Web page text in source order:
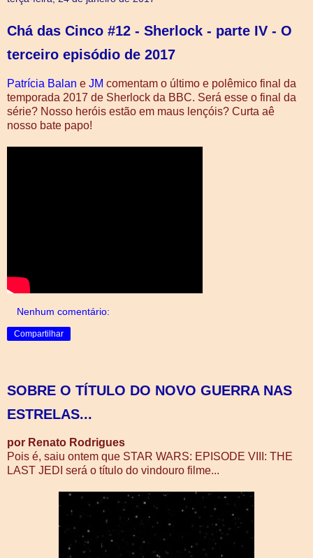
Chá das Cinco #12 - Sherlock - parte IV - O
terceiro episódio de 2017
Patrícia Balan e JM comentam o último e polêmico final da
temporada 2017 de Sherlock da BBC. Será esse o final da
série? Nosso heróis estão em maus lençóis? Curta aê
nosso bate papo!
Nenhum comentário:
Compartilhar
SOBRE O TÍTULO DO NOVO GUERRA NAS
ESTRELAS...
por Renato Rodrigues
Pois é, saiu ontem que STAR WARS: EPISODE VIII: THE
LAST JEDI será o título do vindouro filme...